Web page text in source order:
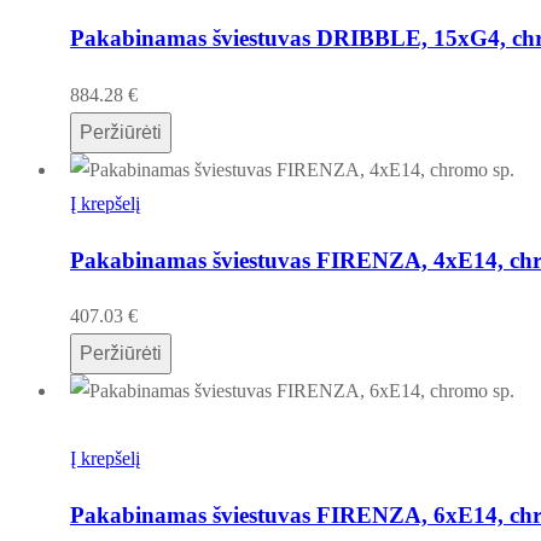
Pakabinamas šviestuvas DRIBBLE, 15xG4,
884.28 €
Peržiūrėti
Į krepšelį
Pakabinamas šviestuvas FIRENZA, 4xE14,
407.03 €
Peržiūrėti
Į krepšelį
Pakabinamas šviestuvas FIRENZA, 6xE14,